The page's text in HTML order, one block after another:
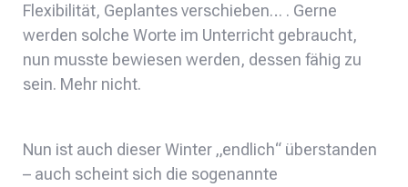
Flexibilität, Geplantes verschieben… . Gerne
werden solche Worte im Unterricht gebraucht,
nun musste bewiesen werden, dessen fähig zu
sein. Mehr nicht.
Nun ist auch dieser Winter „endlich“ überstanden
– auch scheint sich die sogenannte